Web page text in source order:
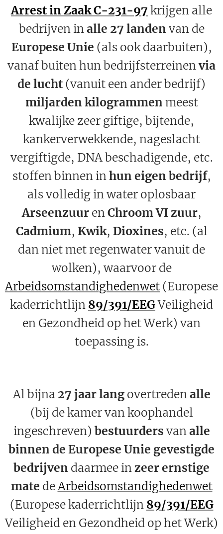
Arrest in Zaak C-231-97 krijgen alle
bedrijven inalle 27 landen van de
Europese Unie (als ook daarbuiten),
vanaf buiten hun bedrijfsterreinenvia
de lucht (vanuit een ander bedrijf)
miljarden kilogrammen meest
kwalijke zeer giftige, bijtende,
kankerverwekkende, nageslacht
vergiftigde, DNA beschadigende, etc.
stoffen binnen inhun eigen bedrijf,
als volledig in water oplosbaar
ArseenzuurenChroom VI zuur,
Cadmium, Kwik, Dioxines, etc. (al
dan niet met regenwater vanuit de
wolken), waarvoor de
Arbeidsomstandighedenwet (Europese
kaderrichtlijn 89/391/EEGVeiligheid
en Gezondheid op het Werk) van
toepassing is.
Al bijna 27 jaar langovertredenalle
(bij de kamer van koophandel
ingeschreven) bestuurders vanalle
binnen de Europese Unie gevestigde
bedrijven daarmee inzeer ernstige
mate deArbeidsomstandighedenwet
(Europese kaderrichtlijn 89/391/EEG
Veiligheid en Gezondheid op het Werk)